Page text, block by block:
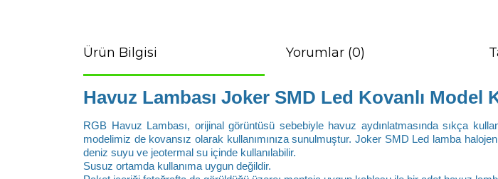
Ürün Bilgisi Yorumlar (0)
Havuz Lambası Joker SMD Led Kovanlı Model
RGB Havuz Lambası, orijinal görüntüsü sebebiyle havuz aydınlatmasında sıkça
modelimiz de kovansız olarak kullanımınıza sunulmuştur. Joker SMD Led lamba
deniz suyu ve jeotermal su içinde kullanılabilir.
Susuz ortamda kullanıma uygun değildir.